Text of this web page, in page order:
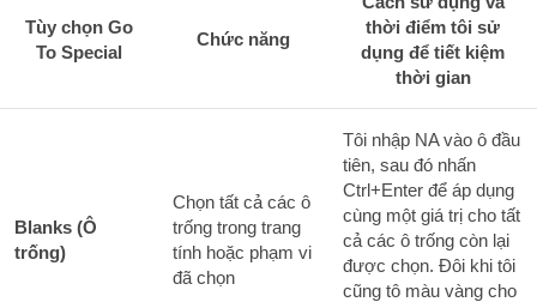
Tùy chọn Go
To Special
Chức năng
thời điểm tôi sử
dụng để tiết kiệm
thời gian
Blanks (Ô
trống)
Chọn tất cả các ô
trống trong trang
tính hoặc phạm vi
đã chọn
Tôi nhập NA vào ô đầu
tiên, sau đó nhấn
Ctrl+Enter để áp dụng
cùng một giá trị cho tất
cả các ô trống còn lại
được chọn. Đôi khi tôi
cũng tô màu vàng cho